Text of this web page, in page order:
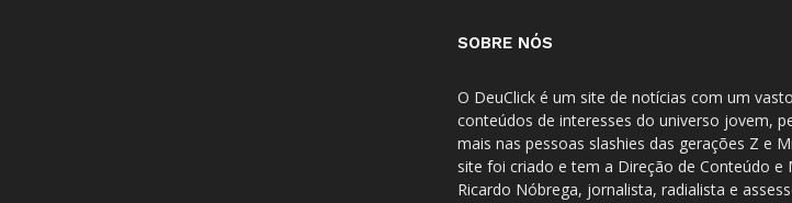
SOBRE NÓS
O DeuClick é um site de notícias com um
conteúdos de interesses do universo jovem,
mais nas pessoas slashies das gerações Z e
site foi criado e tem a Direção de Conteúdo e
Ricardo Nóbrega, jornalista, radialista e